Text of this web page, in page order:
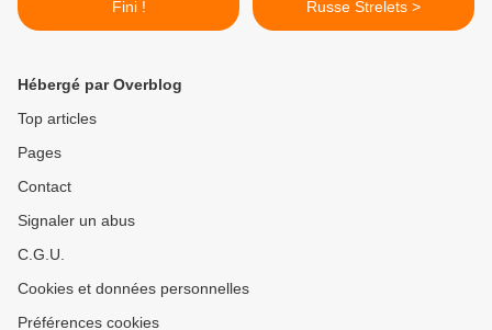
Fini !
Russe Strelets >
Hébergé par Overblog
Top articles
Pages
Contact
Signaler un abus
C.G.U.
Cookies et données personnelles
Préférences cookies